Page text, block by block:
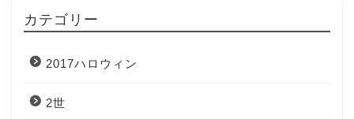
カテゴリー
2017ハロウィン
2世